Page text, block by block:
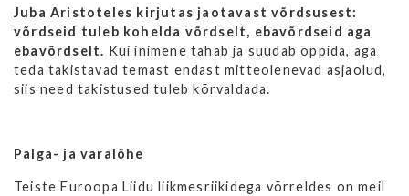
Juba Aristoteles kirjutas jaotavast võrdsusest:
võrdseid tuleb kohelda võrdselt, ebavõrdseid aga
ebavõrdselt. Kui inimene tahab ja suudab õppida, aga
teda takistavad temast endast mitteolenevad asjaolud,
siis need takistused tuleb kõrvaldada.
Palga- ja varalõhe
Teiste Euroopa Liidu liikmesriikidega võrreldes on meil